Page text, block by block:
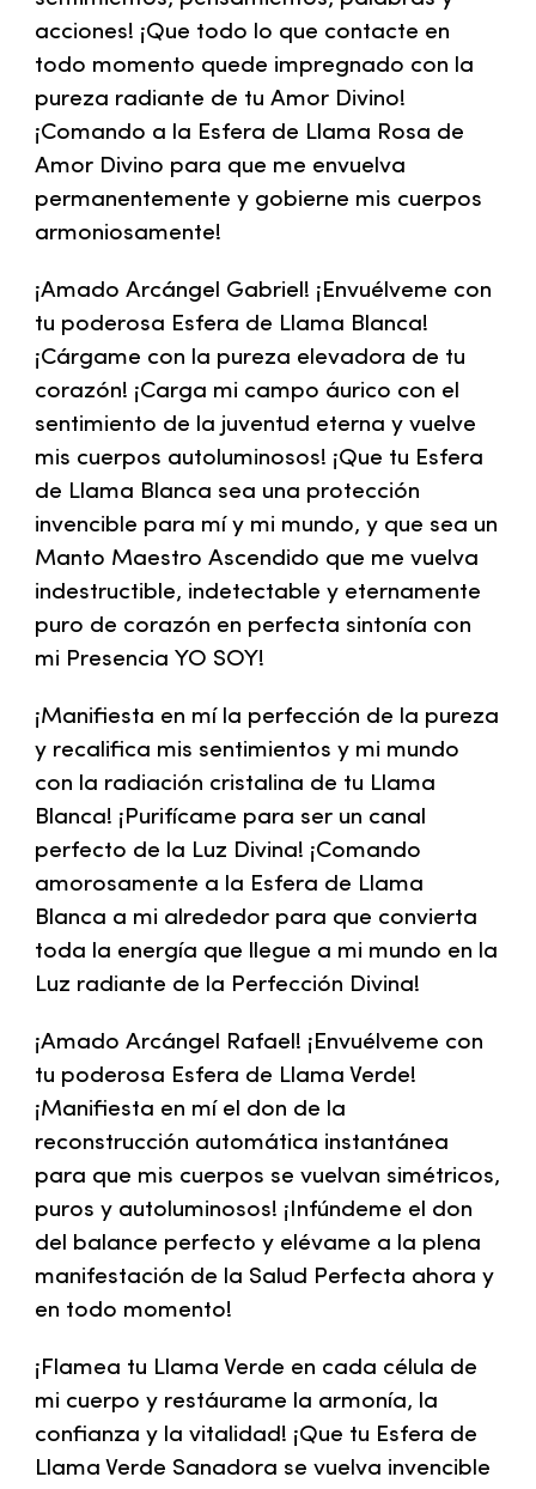
acciones! ¡Que todo lo que contacte en
todo momento quede impregnado con la
pureza radiante de tu Amor Divino!
¡Comando a la Esfera de Llama Rosa de
Amor Divino para que me envuelva
permanentemente y gobierne mis cuerpos
armoniosamente!
¡Amado Arcángel Gabriel! ¡Envuélveme con
tu poderosa Esfera de Llama Blanca!
¡Cárgame con la pureza elevadora de tu
corazón! ¡Carga mi campo áurico con el
sentimiento de la juventud eterna y vuelve
mis cuerpos autoluminosos! ¡Que tu Esfera
de Llama Blanca sea una protección
invencible para mí y mi mundo, y que sea un
Manto Maestro Ascendido que me vuelva
indestructible, indetectable y eternamente
puro de corazón en perfecta sintonía con
mi Presencia YO SOY!
¡Manifiesta en mí la perfección de la pureza
y recalifica mis sentimientos y mi mundo
con la radiación cristalina de tu Llama
Blanca! ¡Purifícame para ser un canal
perfecto de la Luz Divina! ¡Comando
amorosamente a la Esfera de Llama
Blanca a mi alrededor para que convierta
toda la energía que llegue a mi mundo en la
Luz radiante de la Perfección Divina!
¡Amado Arcángel Rafael! ¡Envuélveme con
tu poderosa Esfera de Llama Verde!
¡Manifiesta en mí el don de la
reconstrucción automática instantánea
para que mis cuerpos se vuelvan simétricos,
puros y autoluminosos! ¡Infúndeme el don
del balance perfecto y elévame a la plena
manifestación de la Salud Perfecta ahora y
en todo momento!
¡Flamea tu Llama Verde en cada célula de
mi cuerpo y restáurame la armonía, la
confianza y la vitalidad! ¡Que tu Esfera de
Llama Verde Sanadora se vuelva invencible